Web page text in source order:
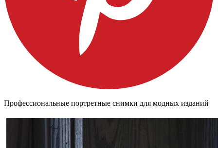
Профессиональные портретные снимки для модных изданий